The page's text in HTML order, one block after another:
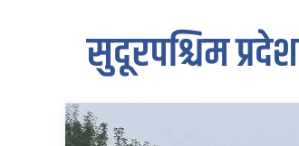
सुदूरपश्चिम प्रदेश